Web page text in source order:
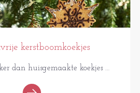
kerstboomkoekjes
dan huisgemaakte koekjes ...